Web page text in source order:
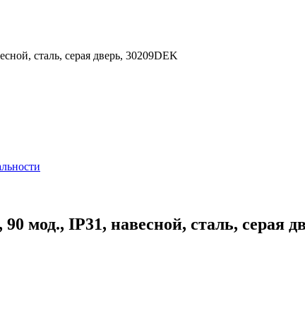
сталь, серая дверь, 30209DEK
IP31, навесной, сталь, серая